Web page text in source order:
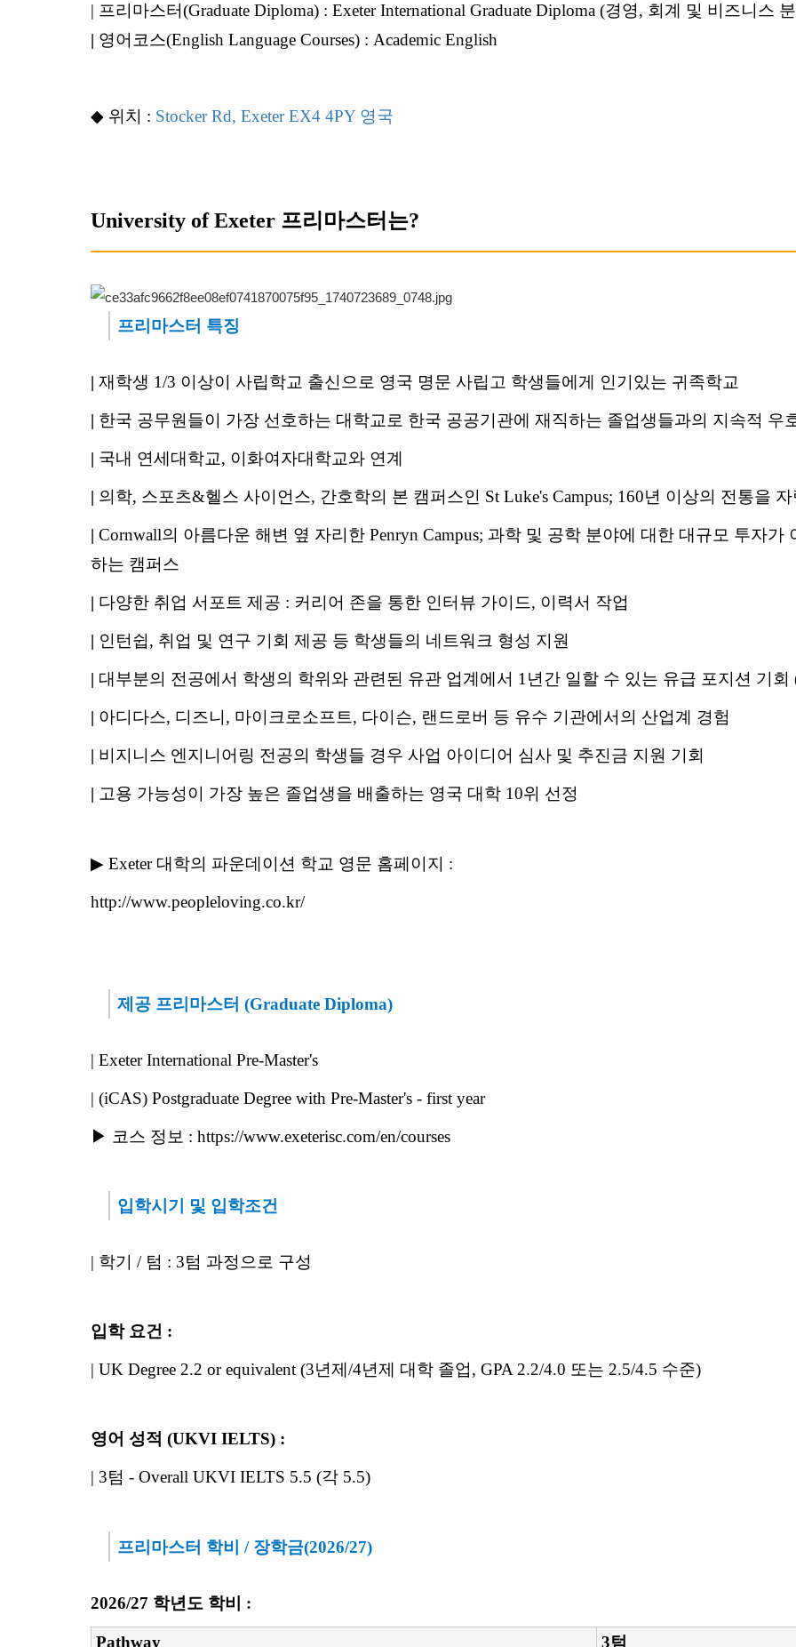
| 프리마스터(Graduate Diploma) : Exeter International Graduate Diploma (경영, 회계 및 비즈니스
| 영어코스(English Language Courses) : Academic English
◆ 위치 : Stocker Rd, Exeter EX4 4PY 영국
University of Exeter 프리마스터는?
프리마스터 특징
| 재학생 1/3 이상이 사립학교 출신으로 영국 명문 사립고 학생들에게 인기있는 귀족학교
| 한국 공무원들이 가장 선호하는 대학교로 한국 공공기관에 재직하는 졸업생들과의 지속적 우
| 국내 연세대학교, 이화여자대학교와 연계
| 의학, 스포츠&헬스 사이언스, 간호학의 본 캠퍼스인 St Luke's Campus; 160년 이상의 전통을
| Cornwall의 아름다운 해변 옆 자리한 Penryn Campus; 과학 및 공학 분야에 대한 대규모 투자
하는 캠퍼스
| 다양한 취업 서포트 제공 : 커리어 존을 통한 인터뷰 가이드, 이력서 작업
| 인턴쉽, 취업 및 연구 기회 제공 등 학생들의 네트워크 형성 지원
| 대부분의 전공에서 학생의 학위와 관련된 유관 업계에서 1년간 일할 수 있는 유급 포지션 기회
| 아디다스, 디즈니, 마이크로소프트, 다이슨, 랜드로버 등 유수 기관에서의 산업계 경험
| 비지니스 엔지니어링 전공의 학생들 경우 사업 아이디어 심사 및 추진금 지원 기회
| 고용 가능성이 가장 높은 졸업생을 배출하는 영국 대학 10위 선정
▶ Exeter 대학의 파운데이션 학교 영문 홈페이지 :
http://www.peopleloving.co.kr/
제공 프리마스터 (Graduate Diploma)
| Exeter International Pre-Master's
| (iCAS) Postgraduate Degree with Pre-Master's - first year
▶ 코스 정보 : https://www.exeterisc.com/en/courses
입학시기 및 입학조건
| 학기 / 텀 : 3텀 과정으로 구성
입학 요건 :
| UK Degree 2.2 or equivalent (3년제/4년제 대학 졸업, GPA 2.2/4.0 또는 2.5/4.5 수준)
영어 성적 (UKVI IELTS) :
| 3텀 - Overall UKVI IELTS 5.5 (각 5.5)
프리마스터 학비 / 장학금(2026/27)
2026/27 학년도 학비 :
Pathway 3텀